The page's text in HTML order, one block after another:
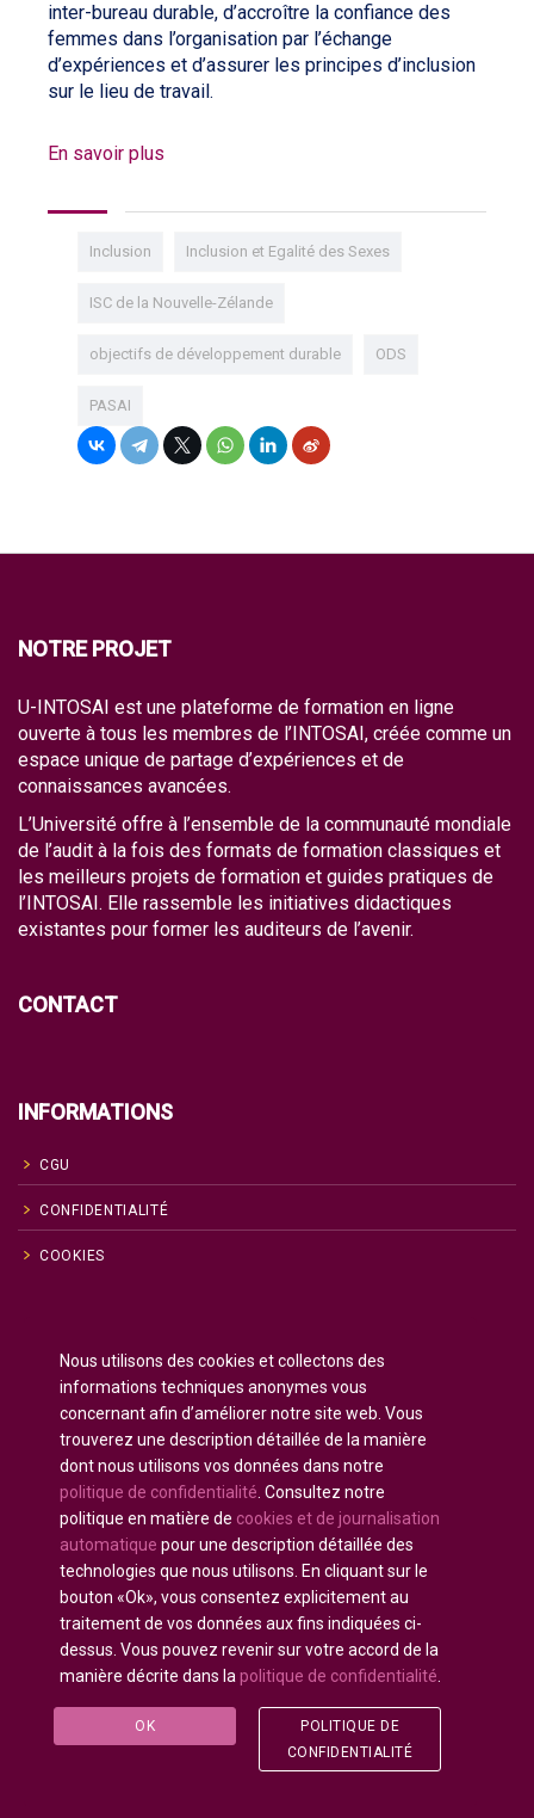
inter-bureau durable, d’accroître la confiance des
femmes dans l’organisation par l’échange
d’expériences et d’assurer les principes d’inclusion
sur le lieu de travail.
En savoir plus
Inclusion Inclusion et Egalité des Sexes
ISC de la Nouvelle-Zélande
objectifs de développement durable ODS
PASAI
NOTRE PROJET
U-INTOSAI est une plateforme de formation en ligne
ouverte à tous les membres de l’INTOSAI, créée comme un
espace unique de partage d’expériences et de
connaissances avancées.
L’Université offre à l’ensemble de la communauté mondiale
de l’audit à la fois des formats de formation classiques et
les meilleurs projets de formation et guides pratiques de
l’INTOSAI. Elle rassemble les initiatives didactiques
existantes pour former les auditeurs de l’avenir.
CONTACT
INFORMATIONS
CGU
CONFIDENTIALITÉ
COOKIES
Русский
(Russe
Español(Espagnol )
Français
العربية(Arabe)
Português(Portugais - du Portugal)
Tous droits réservés © 2020 - 2025
L'Université numérique pour la communauté de
l'INTOSAI ©Accounts Chamber of the Russian
FSI «CEAIT SP»
Nous utilisons des cookies et collectons des
informations techniques anonymes vous
concernant afin d’améliorer notre site web. Vous
trouverez une description détaillée de la manière
dont nous utilisons vos données dans notre
politique de confidentialité . Consultez notre
politique en matière de cookies et de journalisation
automatique pour une description détaillée des
technologies que nous utilisons. En cliquant sur le
bouton «Ok», vous consentez explicitement au
traitement de vos données aux fins indiquées ci-
dessus. Vous pouvez revenir sur votre accord de la
manière décrite dans la politique de confidentialité
OK
POLITIQUE DE
CONFIDENTIALITÉ